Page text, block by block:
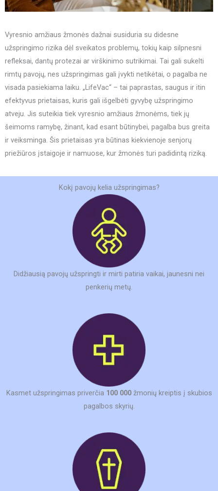
Vyresnio amžiaus žmonės dažnai susiduria su didesne
užspringimo rizika dėl sveikatos problemų, tokių kaip silpnesni
refleksai, dantų protezai ar virškinimo sutrikimai. Tai gali sukelti
rimtų pavojų, nes užspringimas gali įvykti netikėtai, o pagalba ne
visada pasiekiama laiku. „LifeVac“ – tai paprastas, saugus ir itin
efektyvus prietaisas, kuris gali išgelbėti gyvybę užspringimo
atveju. Jis suteikia tiek vyresnio amžiaus žmonėms, tiek jų
šeimoms ramybę, žinant, kad esant būtinybei, pagalba bus greita
ir veiksminga. Šis prietaisas yra būtinas kiekvienoje senjorų
priežiūros įstaigoje ir namuose, kur žmonės turi padidintą riziką.
Kokį pavojų kelia užspringimas?
Didžiausią pavojų užspringti ir mirti patiria vaikai, jaunesni nei
penkerių metų.
Kasmet užspringimas priverčia 100 000 žmonių kreiptis į skubios
pagalbos skyrių.